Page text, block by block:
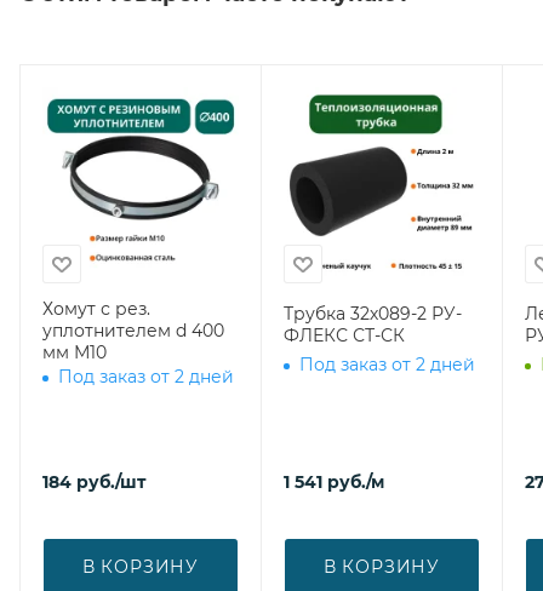
Хомут с рез.
уплотнителем d 400
мм М10
Под заказ от 2 дней
184 руб./шт
В КОРЗИНУ
Трубка 32х089-2 РУ-
ФЛЕКС СТ-СК
Под заказ от 2 дней
1 541 руб./м
В КОРЗИНУ